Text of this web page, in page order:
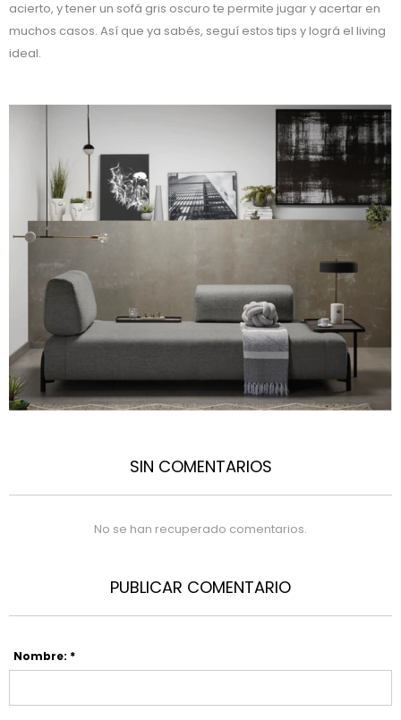
acierto, y tener un sofá gris oscuro te permite jugar y acertar en
muchos casos. Así que ya sabés, seguí estos tips y lográ el living
ideal.
SIN COMENTARIOS
No se han recuperado comentarios.
PUBLICAR COMENTARIO
Nombre: *